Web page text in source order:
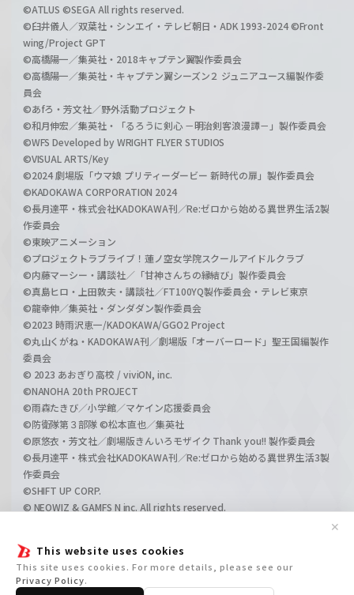
This website uses cookies
This site uses cookies. For more details, please see our
Privacy Policy.
✕
©ATLUS ©SEGA All rights reserved.
©臼井儀人／双葉社・シンエイ・テレビ朝日・ADK 1993-2024 ©Front
wing/Project GPT
©高橋陽一／集英社・2018キャプテン翼製作委員会
©高橋陽一／集英社・キャプテン翼シーズン２ ジュニアユース編製作委
員会
©あfろ・芳文社／野外活動プロジェクト
©和月伸宏／集英社・「るろうに剣心 －明治剣客浪漫譚－」製作委員会
©WFS Developed by WRIGHT FLYER STUDIOS
©VISUAL ARTS/Key
©2024 劇場版「ウマ娘 プリティーダービー 新時代の扉」製作委員会
©KADOKAWA CORPORATION 2024
©長月達平・株式会社KADOKAWA刊／Re:ゼロから始める異世界生活2製
作委員会
©東映アニメーション
©プロジェクトラブライブ！蓮ノ空女学院スクールアイドルクラブ
©内藤マーシー・講談社／「甘神さんちの縁結び」製作委員会
©真島ヒロ・上田敦夫・講談社／FT100YQ製作委員会・テレビ東京
©龍幸伸／集英社・ダンダダン製作委員会
©2023 時雨沢恵一/KADOKAWA/GGO2 Project
©丸山くがね・KADOKAWA刊／劇場版「オーバーロード」聖王国編製作
委員会
© 2023 あおぎり高校 / viviON, inc.
©NANOHA 20th PROJECT
©雨森たきび／小学館／マケイン応援委員会
©防衛隊第３部隊 ©松本直也／集英社
©原悠衣・芳文社／劇場版きんいろモザイク Thank you!! 製作委員会
©長月達平・株式会社KADOKAWA刊／Re:ゼロから始める異世界生活3製
作委員会
©SHIFT UP CORP.
© NEOWIZ & GAMFS N inc. All rights reserved.
©GIRLS und PANZER Film Projekt
©GIRLS und PANZER Finale Projekt